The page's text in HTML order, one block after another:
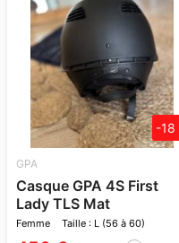
GPA
Casque GPA 4S First
Lady TLS Mat
Femme Taille : L (56 à 60)
-18